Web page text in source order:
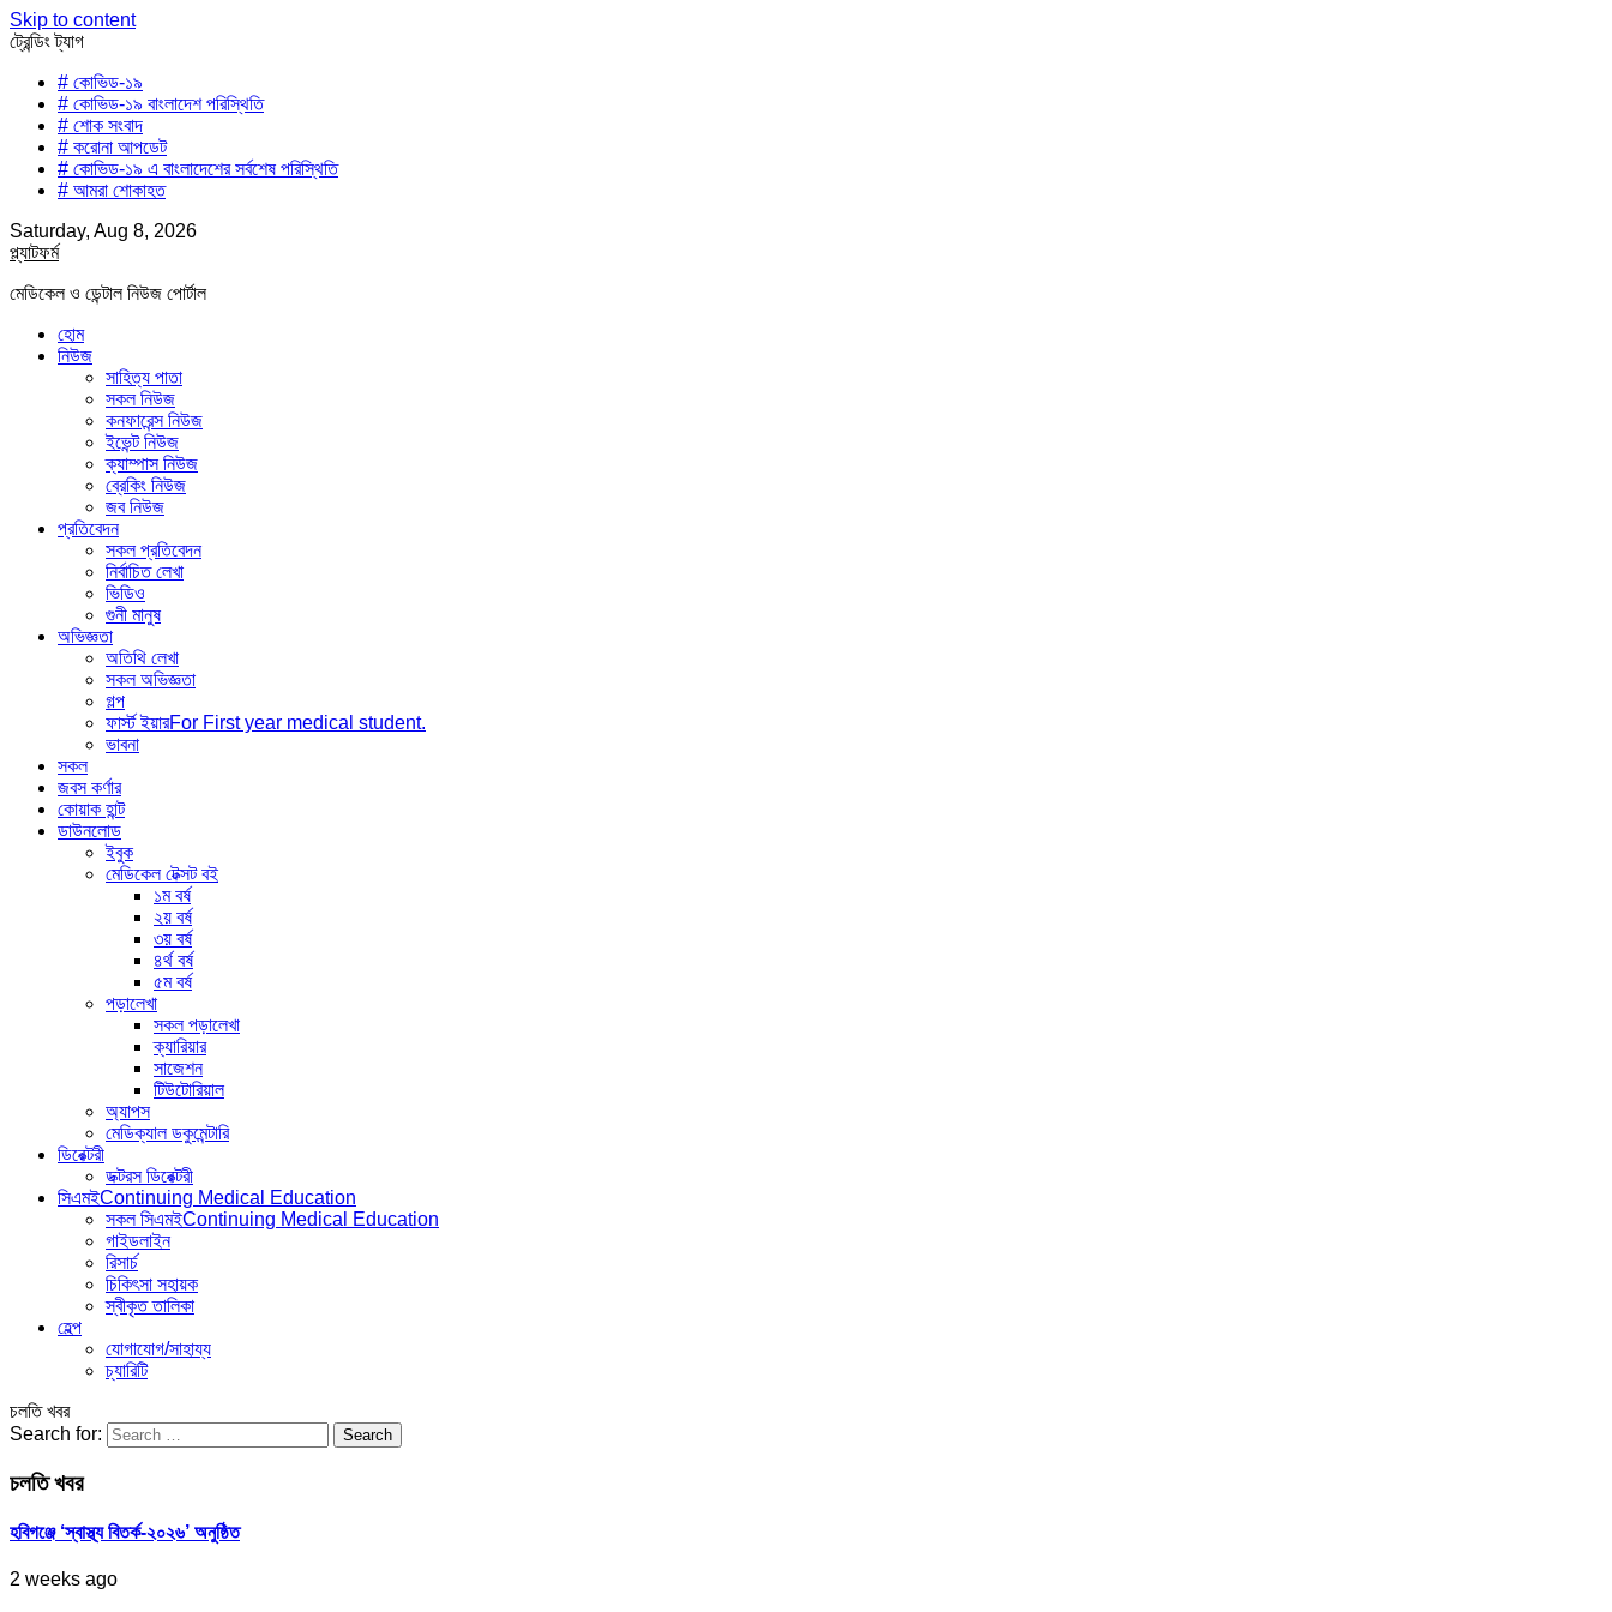
Skip to content
ট্রেন্ডিং ট্যাগ
# কোভিড-১৯
# কোভিড-১৯ বাংলাদেশ পরিস্থিতি
# শোক সংবাদ
# করোনা আপডেট
# কোভিড-১৯ এ বাংলাদেশের সর্বশেষ পরিস্থিতি
# আমরা শোকাহত
Saturday, Aug 8, 2026
প্ল্যাটফর্ম
মেডিকেল ও ডেন্টাল নিউজ পোর্টাল
হোম
নিউজ
সাহিত্য পাতা
সকল নিউজ
কনফারেন্স নিউজ
ইভেন্ট নিউজ
ক্যাম্পাস নিউজ
ব্রেকিং নিউজ
জব নিউজ
প্রতিবেদন
সকল প্রতিবেদন
নির্বাচিত লেখা
ভিডিও
গুনী মানুষ
অভিজ্ঞতা
অতিথি লেখা
সকল অভিজ্ঞতা
গল্প
ফার্স্ট ইয়ারFor First year medical student.
ভাবনা
সকল
জবস কর্ণার
কোয়াক হান্ট
ডাউনলোড
ইবুক
মেডিকেল টেক্সট বই
১ম বর্ষ
২য় বর্ষ
৩য় বর্ষ
৪র্থ বর্ষ
৫ম বর্ষ
পড়ালেখা
সকল পড়ালেখা
ক্যারিয়ার
সাজেশন
টিউটোরিয়াল
অ্যাপস
মেডিক্যাল ডকুমেন্টারি
ডিরেক্টরী
ডক্টরস ডিরেক্টরী
সিএমইContinuing Medical Education
সকল সিএমইContinuing Medical Education
গাইডলাইন
রিসার্চ
চিকিৎসা সহায়ক
স্বীকৃত তালিকা
হেল্প
যোগাযোগ/সাহায্য
চ্যারিটি
চলতি খবর
Search for:
চলতি খবর
হবিগঞ্জে ‘স্বাস্থ্য বিতর্ক-২০২৬’ অনুষ্ঠিত
2 weeks ago